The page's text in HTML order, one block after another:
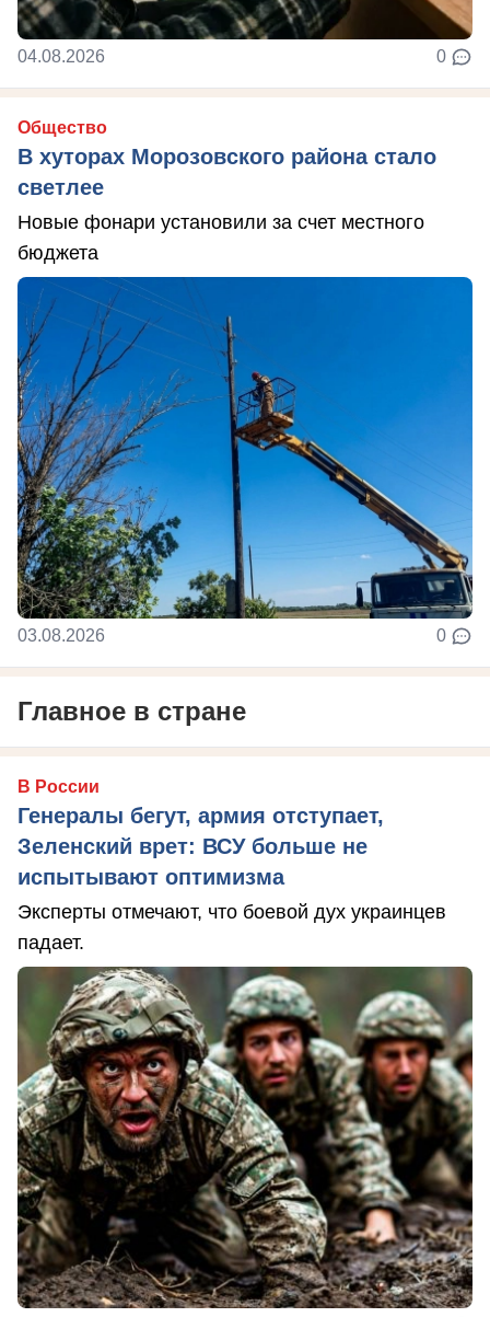
04.08.2026 0
Общество
В хуторах Морозовского района стало
светлее
Новые фонари установили за счет местного
бюджета
03.08.2026 0
Главное в стране
В России
Генералы бегут, армия отступает,
Зеленский врет: ВСУ больше не
испытывают оптимизма
Эксперты отмечают, что боевой дух украинцев
падает.